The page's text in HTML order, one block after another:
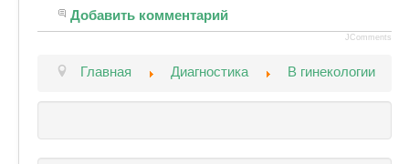
Добавить комментарий
JComments
Главная Диагностика В гинекологии